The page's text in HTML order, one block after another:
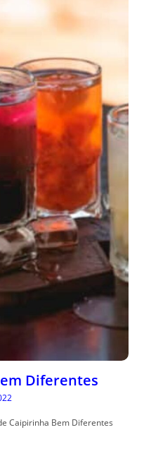
Diferentes
Caipirinha Bem Diferentes